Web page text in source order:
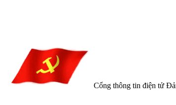
Cổng thông tin điện tử